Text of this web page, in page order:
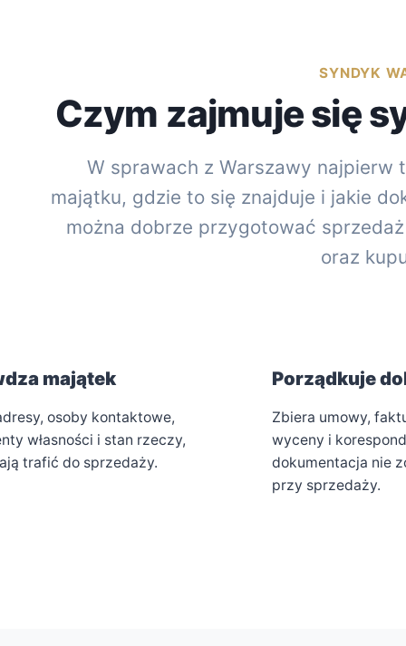
SYNDYK
Czym zajmuje się
W sprawach z Warszawy najpierw
majątku, gdzie to się znajduje i jakie
można dobrze przygotować
oraz
majątek
osoby kontaktowe,
własności i stan rzeczy,
trafić do sprzedaży.
Porządkuje
Zbiera umowy,
wyceny i
dokumentacja nie
przy sprzedaży.